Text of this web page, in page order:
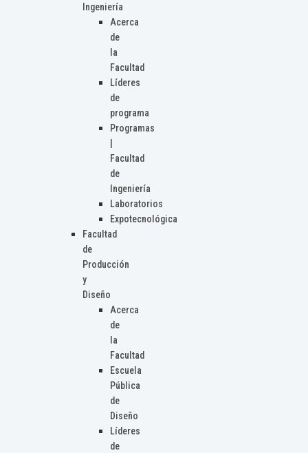
Ingeniería
Acerca
de
la
Facultad
Líderes
de
programa
Programas
Facultad
de
Ingeniería
Laboratorios
Expotecnológica
Facultad
de
Producción
y
Diseño
Acerca
de
la
Facultad
Escuela
Pública
de
Diseño
Líderes
de